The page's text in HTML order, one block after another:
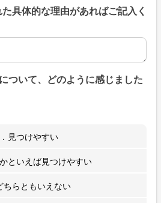
具体的な理由があればご記入く
具体的な理由があればご記入くだ
ついて、どのように感じました
見つけやすい
といえば見つけやすい
ちらともいえない